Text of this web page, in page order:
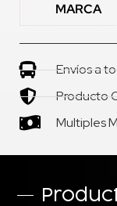
MARCA
Envíos a
Producto
Multiples